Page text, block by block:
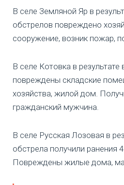
В селе Земляной Яр в
обстрелов повреждено
сооружение, возник пожар,
В селе Котовка в
повреждены складские
хозяйства, жилой дом.
гражданский мужчина.
В селе Русская Лозовая в
обстрела получили ранения
Повреждены жилые дома,